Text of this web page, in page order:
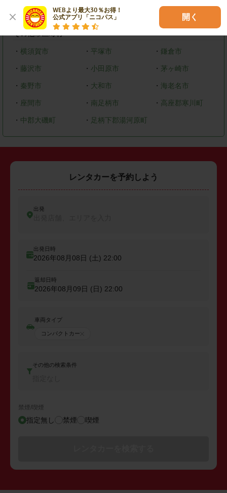
WEBより最大30％お得！
公式アプリ「ニコパス」
開く
緑区 ・中央区 ・
・ 横須賀市 ・ 平塚市 ・ 鎌倉市
・ 藤沢市 ・ 小田原市 ・ 茅ヶ崎市
・ 秦野市 ・ 大和市 ・ 海老名市
・ 座間市 ・ 南足柄市 ・ 高座郡寒川町
・ 中郡大磯町 ・ 足柄下郡湯河原町
レンタカーを予約しよう
出発
出発日時
2026年08月08日 (土) 22:00
返却日時
2026年08月09日 (日) 22:00
車両タイプ
コンパクトカー
その他の検索条件
禁煙/喫煙
指定無し 禁煙 喫煙